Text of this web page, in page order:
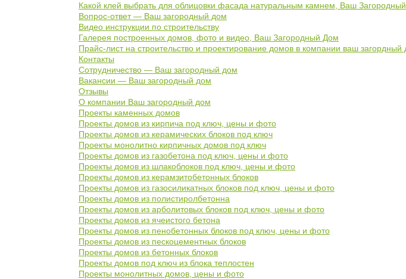
Какой клей выбрать для облицовки фасада натуральным камнем, Ваш
Вопрос-ответ — Ваш загородный дом
Видео инструкции по строительству
Галерея построенных домов, фото и видео, Ваш Загородный Дом
Прайс-лист на строительство и проектирование домов в компании ваш загордный
Контакты
Сотрудничество — Ваш загородный дом
Вакансии — Ваш загородный дом
Отзывы
О компании Ваш загородный дом
Проекты каменных домов
Проекты домов из кирпича под ключ, цены и фото
Проекты домов из керамических блоков под ключ
Проекты монолитно кирпичных домов под ключ
Проекты домов из газобетона под ключ, цены и фото
Проекты домов из шлакоблоков под ключ, цены и фото
Проекты домов из керамзитобетонных блоков
Проекты домов из газосиликатных блоков под ключ, цены и фото
Проекты домов из полистиролбетонна
Проекты домов из арболитовых блоков под ключ, цены и фото
Проекты домов из ячеистого бетона
Проекты домов из пенобетонных блоков под ключ, цены и фото
Проекты домов из пескоцементных блоков
Проекты домов из бетонных блоков
Проекты домов под ключ из блока теплостен
Проекты монолитных домов, цены и фото